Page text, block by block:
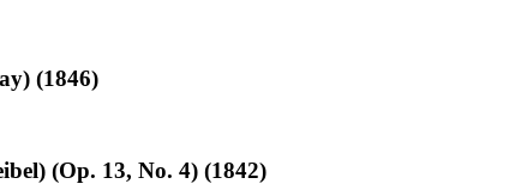
(1846)
(Op. 13, No. 4) (1842)